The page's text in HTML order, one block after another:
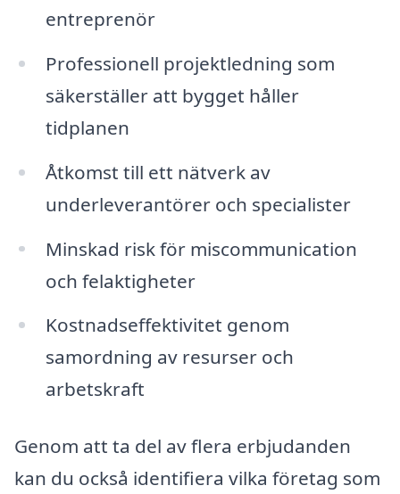
entreprenör
Professionell projektledning som
säkerställer att bygget håller
tidplanen
Åtkomst till ett nätverk av
underleverantörer och specialister
Minskad risk för miscommunication
och felaktigheter
Kostnadseffektivitet genom
samordning av resurser och
arbetskraft
Genom att ta del av flera erbjudanden
kan du också identifiera vilka företag som